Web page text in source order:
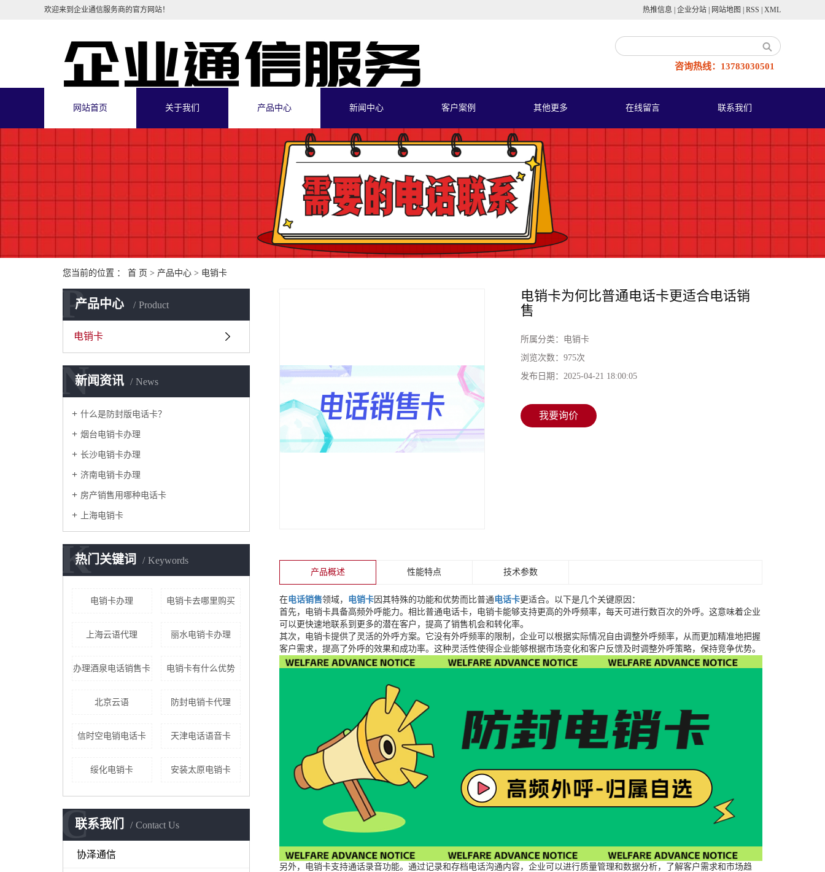
欢迎来到企业通信服务商的官方网站！ 热推信息 企业分站 网站地图 RSS XML
咨询热线：13783030501
网站首页 关于我们 产品中心 新闻中心 客户案例 其他更多 在线留言 联系我们
您当前的位置 ： 首 页 > 产品中心 > 电销卡
产品中心 Product
P
电销卡
新闻资讯 News
N
什么是防封版电话卡？
烟台电销卡办理
长沙电销卡办理
济南电销卡办理
房产销售用哪种电话卡
上海电销卡
热门关键词 Keywords
K
电销卡办理 电销卡去哪里购买
上海云语代理 丽水电销卡办理
办理酒泉电话销售卡 电销卡有什么优势
北京云语 防封电销卡代理
信时空电销电话卡 天津电话语音卡
绥化电销卡 安装太原电销卡
联系我们 Contact Us
C
协泽通信
电销卡为何比普通电话卡更适合电话销
售
所属分类： 电销卡
浏览次数：975次
发布日期： 2025-04-21 18:00:05
我要询价
产品概述 性能特点 技术参数
在电话销售领域， 电销卡因其特殊的功能和优势而比普通 电话卡更适合。以下是几个关键原因：
首先，电销卡具备高频外呼能力。相比普通电话卡，电销卡能够支持更高的外呼频率，每天可进行数百次的外呼。这意味着企业
可以更快速地联系到更多的潜在客户，提高了销售机会和转化率。
其次，电销卡提供了灵活的外呼方案。它没有外呼频率的限制，企业可以根据实际情况自由调整外呼频率，从而更加精准地把握
客户需求，提高了外呼的效果和成功率。这种灵活性使得企业能够根据市场变化和客户反馈及时调整外呼策略，保持竞争优势。
另外，电销卡支持通话录音功能。通过记录和存档电话沟通内容，企业可以进行质量管理和数据分析，了解客户需求和市场趋